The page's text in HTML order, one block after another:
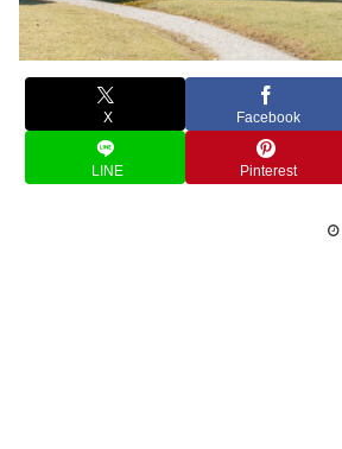
X Facebook
LINE Pinterest